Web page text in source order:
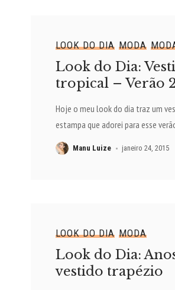
LOOK DO DIA MODA
Look do Dia:
tropical – Verão
Hoje o meu look do dia traz um
estampa que adorei para esse
Manu Luize janeiro 24, 2015
LOOK DO DIA MODA
Look do Dia:
vestido trapézio